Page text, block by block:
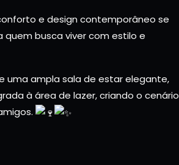
e design contemporâneo se
busca viver com estilo e
ampla sala de estar elegante,
à área de lazer, criando o cenário